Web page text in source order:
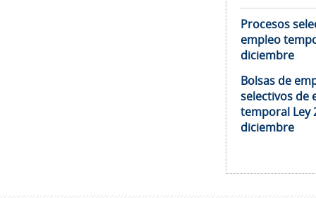
Procesos
empleo
diciembre
Bolsas de
selectivos de
temporal Ley
diciembre